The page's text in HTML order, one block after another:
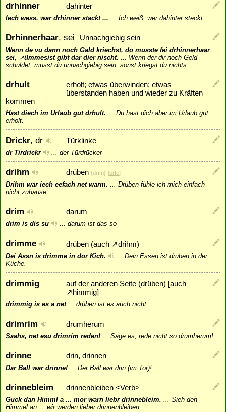
drhinner dahinter
Iech wess, war drhinner stackt ... ... Ich weiß, wer dahinter steckt ...
Drhinnerhaar, sei Unnachgiebig sein
Wenn de vu dann noch Gald kriechst, do musste fei drhinnerhaar
sei, ↗ümmesistgibt dar dier nischt. ... Wenn der dir noch Geld
schuldet, musst du unnachgiebig sein, sonst kriegst du nichts.
drhult
erholt; etwas überwinden; etwas
überstanden haben und wieder zu Kräften
kommen
Hast diech im Urlaub gut drhult. ... Du hast dich aber im Urlaub gut
erholt.
Drickr, dr Türklinke
dr Tirdrickr ... der Türdrücker
drihm drüben {drīṁ} [orte]
Drihm war iech eefach net warm. ... Drüben fühle ich mich einfach
nicht zuhause.
drim darum
drim is dis su ... darum ist das so
drimme drüben (auch ↗drihm)
Dei Assn is drimme in dor Kich. ... Dein Essen ist drüben in der
Küche.
drimmig
auf der anderen Seite (drüben) [auch
↗ himmig]
drimmig is es a net... drüben ist es auch nicht
drimrim drumherum
Saahs, net esu drimrim reden! ... Sage es, rede nicht so drumherum!
drinne drin, drinnen
Dar Ball war drinne! ... Der Ball war drin (im Tor)!
drinnebleim drinnenbleiben <Verb>
Guck dan Himml a ... mor warn liebr drinnebleim. ... Sieh den
Himmel an ... wir werden lieber drinnenbleiben.